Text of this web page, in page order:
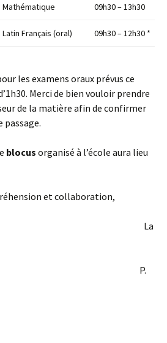
Mathématique 09h30 – 13h30
Latin Français (oral) 09h30 – 12h30 *
les examens oraux prévus ce
Merci de bien vouloir prendre
de la matière afin de confirmer
passage.
blocus organisé à l’école aura lieu
et collaboration,
La
P.